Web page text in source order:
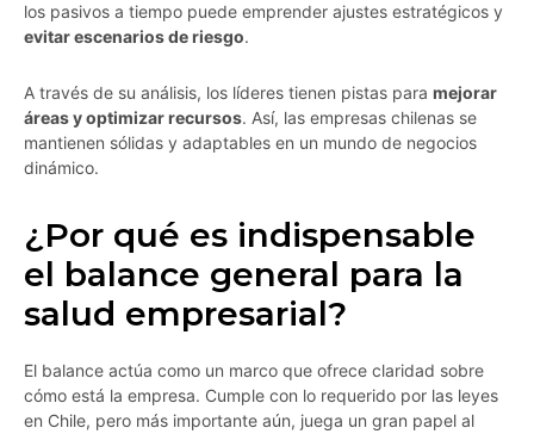
los pasivos a tiempo puede emprender ajustes estratégicos y
evitar escenarios de riesgo.
A través de su análisis, los líderes tienen pistas para mejorar
áreas y optimizar recursos. Así, las empresas chilenas se
mantienen sólidas y adaptables en un mundo de negocios
dinámico.
¿Por qué es indispensable
el balance general para la
salud empresarial?
El balance actúa como un marco que ofrece claridad sobre
cómo está la empresa. Cumple con lo requerido por las leyes
en Chile, pero más importante aún, juega un gran papel al